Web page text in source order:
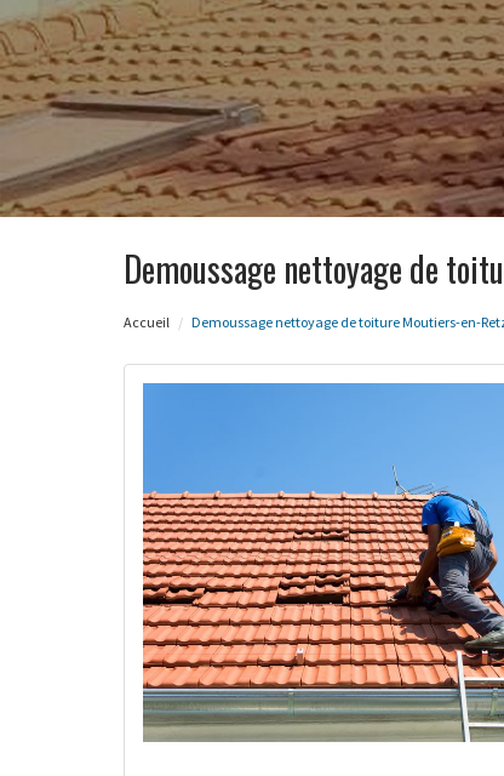
Demoussage nettoyage de
Accueil Demoussage nettoyage de toiture Moutiers-en-